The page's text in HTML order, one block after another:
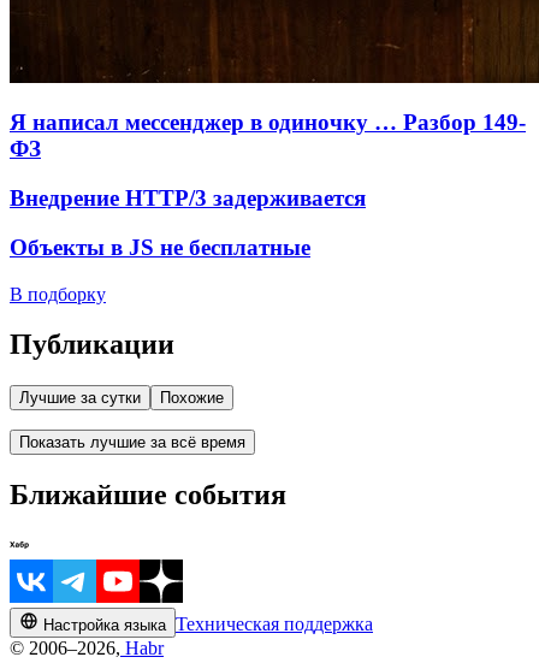
Я написал мессенджер в одиночку … Разбор 149-
ФЗ
Внедрение HTTP/3 задерживается
Объекты в JS не бесплатные
В подборку
Публикации
Лучшие за сутки Похожие
Показать лучшие за всё время
Ближайшие события
Настройка языка Техническая поддержка
© 2006–2026, Habr